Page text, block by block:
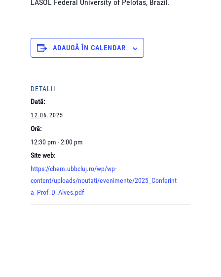
LASOL Federal University of Pelotas, Brazil.
ADAUGĂ ÎN CALENDAR
DETALII
Dată:
12.06.2025
Oră:
12:30 pm - 2:00 pm
Site web:
https://chem.ubbcluj.ro/wp/wp-
content/uploads/noutati/evenimente/2025_Conferint
a_Prof_D_Alves.pdf